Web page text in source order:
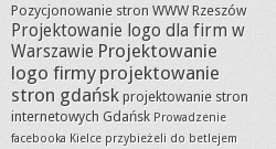
Pozycjonowanie stron WWW Rzeszów
Projektowanie logo dla firm w
Warszawie Projektowanie
logo firmy projektowanie
stron gdańsk projektowanie stron
internetowych Gdańsk Prowadzenie
facebooka Kielce przybieżeli do betlejem